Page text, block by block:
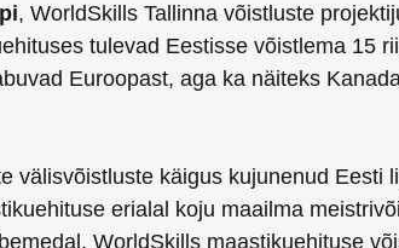
, WorldSkills Tallinna võistluste
tulevad Eestisse võistlema 15
Euroopast, aga ka näiteks
välisvõistluste käigus kujunenud Eesti
erialal koju maailma
WorldSkills maastikuehituse